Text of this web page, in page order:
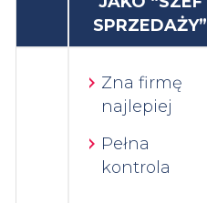
SPRZEDAŻY”
Zna firmę
najlepiej
Pełna
kontrola